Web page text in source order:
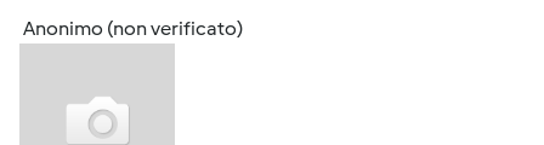
Anonimo (non verificato)